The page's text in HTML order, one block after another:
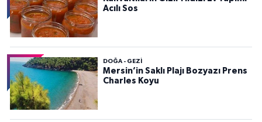
Acılı Sos
DOĞA - GEZI
Mersin’in Saklı Plajı Bozyazı Prens
Charles Koyu